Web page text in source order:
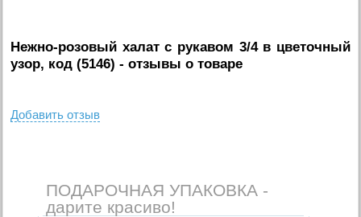
Нежно-розовый халат с рукавом 3/4 в цветочный
узор, код (5146) - отзывы о товаре
Добавить отзыв
ПОДАРОЧНАЯ УПАКОВКА -
дарите красиво!